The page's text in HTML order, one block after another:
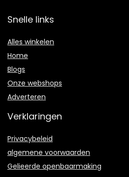
Snelle links
Alles winkelen
Home
Blogs
Onze webshops
Adverteren
Verklaringen
Privacybeleid
algemene voorwaarden
Gelieerde openbaarmaking